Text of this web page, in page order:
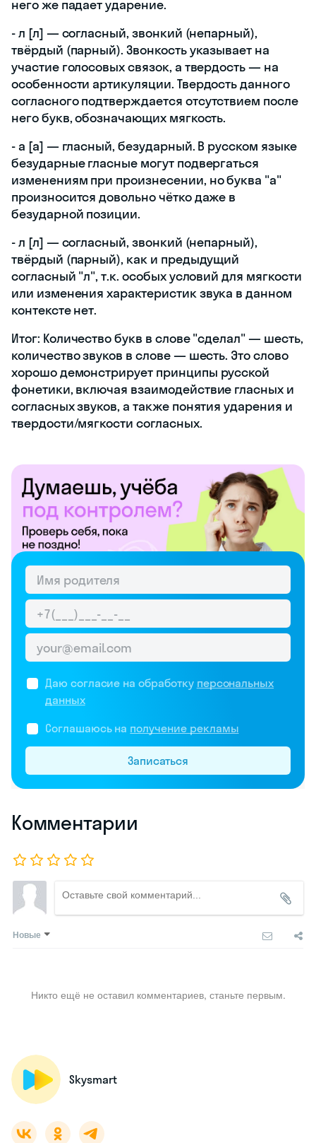
него же падает ударение.
- л [л] — согласный, звонкий (непарный),
твёрдый (парный). Звонкость указывает на
участие голосовых связок, а твердость — на
особенности артикуляции. Твердость данного
согласного подтверждается отсутствием после
него букв, обозначающих мягкость.
- а [а] — гласный, безударный. В русском языке
безударные гласные могут подвергаться
изменениям при произнесении, но буква "а"
произносится довольно чётко даже в
безударной позиции.
- л [л] — согласный, звонкий (непарный),
твёрдый (парный), как и предыдущий
согласный "л", т.к. особых условий для мягкости
или изменения характеристик звука в данном
контексте нет.
Итог: Количество букв в слове "сделал" — шесть,
количество звуков в слове — шесть. Это слово
хорошо демонстрирует принципы русской
фонетики, включая взаимодействие гласных и
согласных звуков, а также понятия ударения и
твердости/мягкости согласных.
Даю согласие на обработку персональных
данных
Соглашаюсь на получение рекламы
Записаться
Комментарии
Новые
Никто ещё не оставил комментариев, станьте первым.
Skysmart